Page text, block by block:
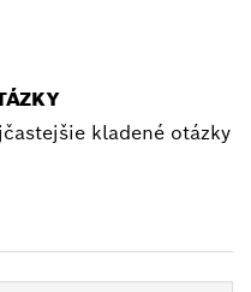
kladené otázky